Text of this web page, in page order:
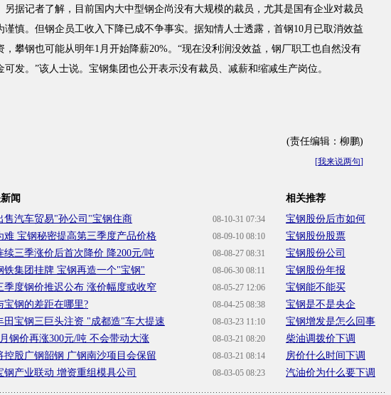
记者了解，目前国内大中型钢企尚没有大规模的裁员，尤其是国有企业对裁员
谨慎。但钢企员工收入下降已成不争事实。据知情人士透露，首钢10月已取消效益
，攀钢也可能从明年1月开始降薪20%。“现在没利润没效益，钢厂职工也自然没有
可发。”该人士说。宝钢集团也公开表示没有裁员、减薪和缩减生产岗位。
(责任编辑：柳鹏)
[我来说两句]
闻
08-10-31 07:34
售汽车贸易"孙公司"宝钢住商
08-09-10 08:10
难 宝钢秘密提高第三季度产品价格
08-08-27 08:31
续三季涨价后首次降价 降200元/吨
08-06-30 08:11
铁集团挂牌 宝钢再造一个"宝钢"
08-05-27 12:06
季度钢价推迟公布 涨价幅度或收窄
08-04-25 08:38
宝钢的差距在哪里?
08-03-23 11:10
田宝钢三巨头注资 "成都造"车大提速
08-03-21 08:20
钢价再涨300元/吨 不会带动大涨
08-03-21 08:14
控股广钢韶钢 广钢南沙项目会保留
08-03-05 08:23
钢产业联动 增资重组模具公司
相关推荐
宝钢股份后市如何
宝钢股份股票
宝钢股份公司
宝钢股份年报
宝钢能不能买
宝钢是不是央企
宝钢增发是怎么回事
柴油调拨价下调
房价什么时间下调
汽油价为什么要下调